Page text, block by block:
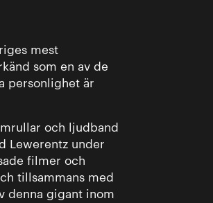
mest
som en av de
personlighet är
och ljudband
Lewerentz under
filmer och
tillsammans med
denna gigant inom